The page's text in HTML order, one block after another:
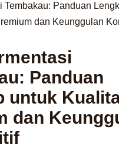
Tembakau: Panduan
dan Keunggulan
Panduan
untuk
dan